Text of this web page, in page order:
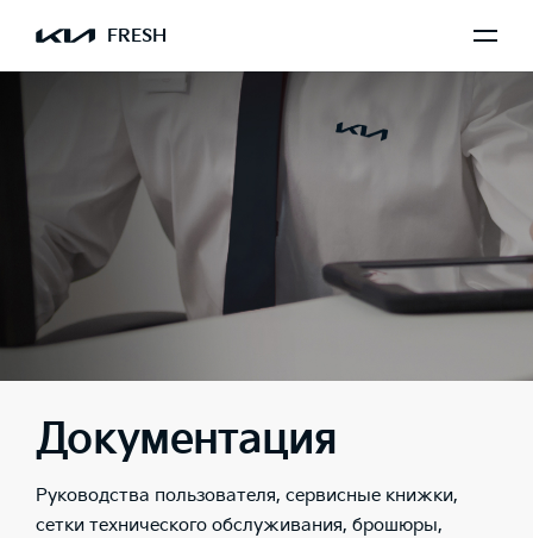
FRESH
Документация
Руководства пользователя, сервисные книжки,
сетки технического обслуживания, брошюры,